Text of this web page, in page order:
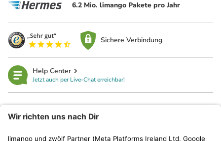
6.2 Mio. limango Pakete pro Jahr
Sichere Verbindung
Help Center
Jetzt auch per Live-Chat erreichbar!